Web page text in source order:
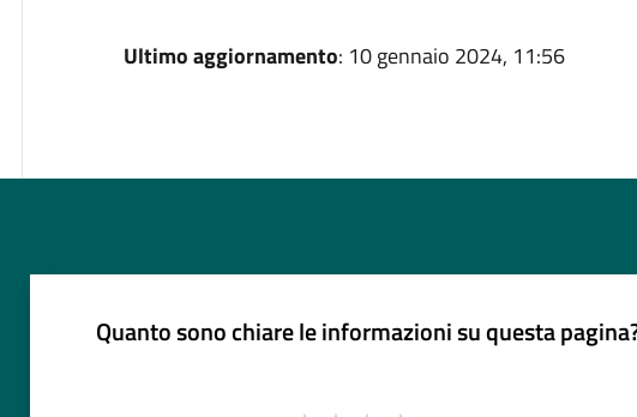
Ultimo aggiornamento: 10 gennaio 2024, 11:56
Quanto sono chiare le informazioni su questa